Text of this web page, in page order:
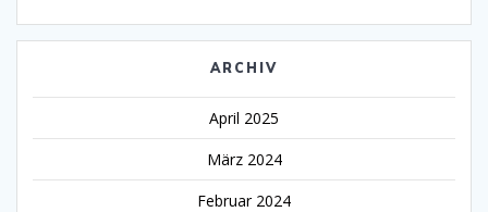
ARCHIV
April 2025
März 2024
Februar 2024